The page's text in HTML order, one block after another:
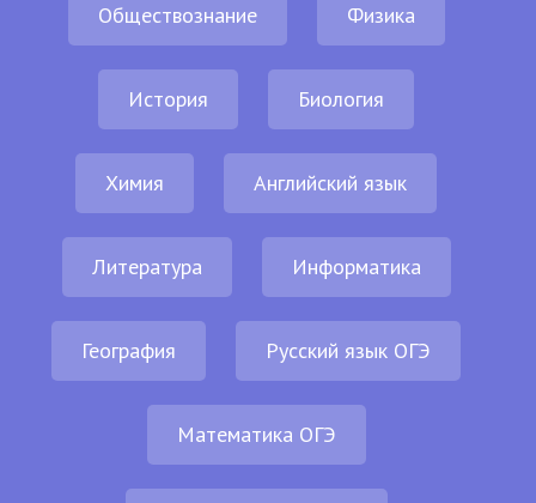
Обществознание Физика
История Биология
Химия Английский язык
Литература Информатика
География Русский язык ОГЭ
Математика ОГЭ